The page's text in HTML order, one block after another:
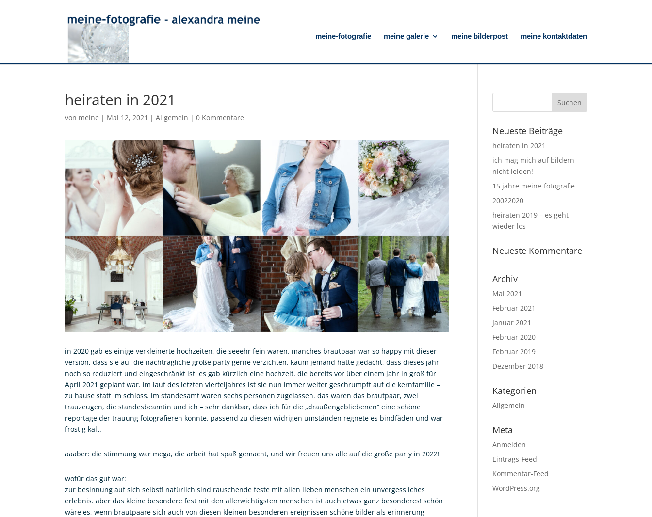
meine-fotografie meine galerie meine bilderpost meine kontaktdaten
heiraten in 2021
von meine | Mai 12, 2021 |Allgemein |0 Kommentare
in 2020 gab es einige verkleinerte hochzeiten, die seeehr fein waren. manches brautpaar war so happy mit dieser
version, dass sie auf die nachträgliche große party gerne verzichten. kaum jemand hätte gedacht, dass dieses jahr
noch so reduziert und eingeschränkt ist. es gab kürzlich eine hochzeit, die bereits vor über einem jahr in groß für
April 2021 geplant war. im lauf des letzten vierteljahres ist sie nun immer weiter geschrumpft auf die kernfamilie –
zu hause statt im schloss. im standesamt waren sechs personen zugelassen. das waren das brautpaar, zwei
trauzeugen, die standesbeamtin und ich – sehr dankbar, dass ich für die „draußengebliebenen“ eine schöne
reportage der trauung fotografieren konnte. passend zu diesen widrigen umständen regnete es bindfäden und war
frostig kalt.
aaaber: die stimmung war mega, die arbeit hat spaß gemacht, und wir freuen uns alle auf die große party in 2022!
wofür das gut war:
zur besinnung auf sich selbst! natürlich sind rauschende feste mit allen lieben menschen ein unvergessliches
erlebnis. aber das kleine besondere fest mit den allerwichtigsten menschen ist auch etwas ganz besonderes! schön
wäre es, wenn brautpaare sich auch von diesen kleinen besonderen ereignissen schöne bilder als erinnerung
Neueste Beiträge
heiraten in 2021
ich mag mich auf bildern
nicht leiden!
15 jahre meine-fotografie
20022020
heiraten 2019 – es geht
wieder los
Neueste Kommentare
Archiv
Mai 2021
Februar 2021
Januar 2021
Februar 2020
Februar 2019
Dezember 2018
Kategorien
Allgemein
Meta
Anmelden
Eintrags-Feed
Kommentar-Feed
WordPress.org